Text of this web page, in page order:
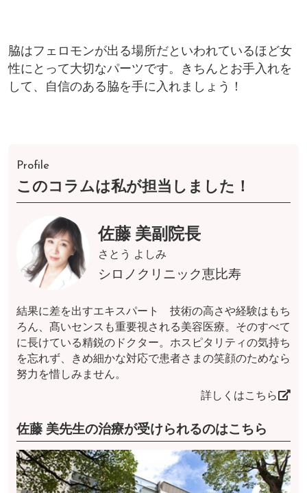
脇はフェロモンが出る場所だといわれているほど女
性にとって大切なパーツです。きちんとお手入れを
して、自信のある脇を手に入れましょう！
Profile
このコラムは私が担当しました！
佐藤 美副院長
さとう よしみ
シロノクリニック恵比寿
結果に差を出すエキスパート 技術の高さや経験はもち
ろん、髙いセンスも重要視される美容医療。そのすべて
に長けている精鋭のドクター。ホスピタリティの気持ち
を忘れず、きめ細かな対応で患者さまの笑顔のためなら
努力を惜しみません。
詳しくはこちら
佐藤 美先生の治療が受けられるのはこちら